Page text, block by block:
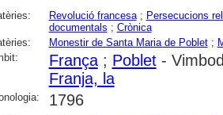
Revolució francesa; Persecucions
documentals ; Crònica
Monestir de Santa Maria de Poblet;
França; Poblet-
Franja, la
1796